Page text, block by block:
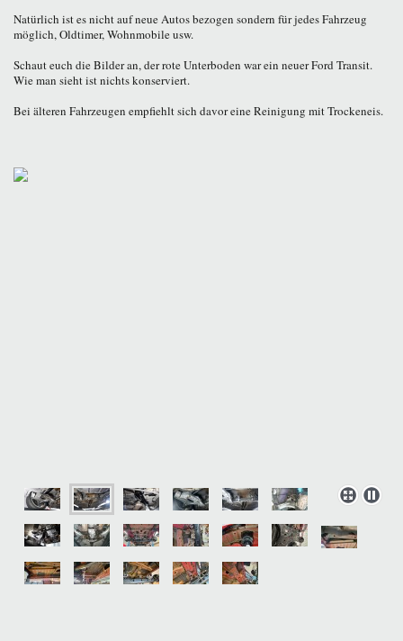
Natürlich ist es nicht auf neue Autos bezogen sondern für jedes Fahrzeug
möglich, Oldtimer, Wohnmobile usw.
Schaut euch die Bilder an, der rote Unterboden war ein neuer Ford Transit.
Wie man sieht ist nichts konserviert.
Bei älteren Fahrzeugen empfiehlt sich davor eine Reinigung mit Trockeneis.